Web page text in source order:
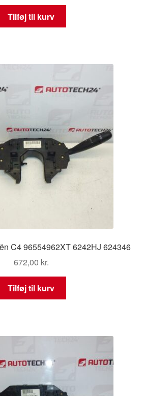
Tilføj til kurv
C4 96554962XT 6242HJ 624346
672,00 kr.
Tilføj til kurv